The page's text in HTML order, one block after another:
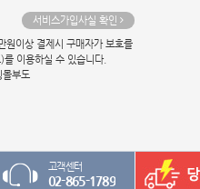
서비스가입사실 확인
원이상 결제시 구매자가 보호를
이용하실 수 있습니다.
몰부도
고객센터
02-865-1789